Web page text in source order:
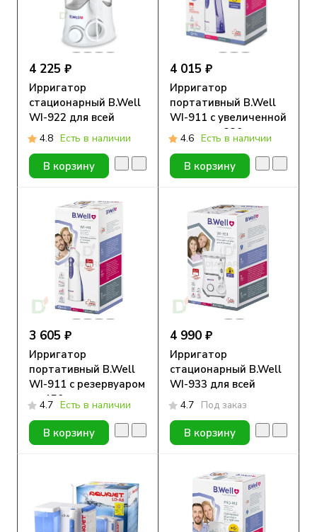
4 225 ₽
Ирригатор
стационарный B.Well
WI-922 для всей
семьи
4.8 Есть в наличии
В корзину
4 015 ₽
Ирригатор
портативный B.Well
WI-911 с увеличенной
емкостью 330 мл
4.6 Есть в наличии
В корзину
3 605 ₽
Ирригатор
портативный B.Well
WI-911 с резервуаром
на 150 мл
4.7 Есть в наличии
В корзину
4 990 ₽
Ирригатор
стационарный B.Well
WI-933 для всей
семьи
4.7 Под заказ
В корзину